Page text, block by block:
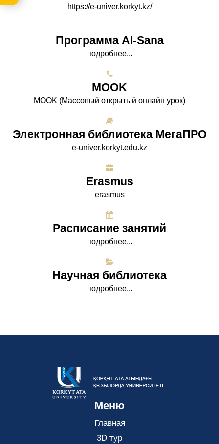
https://e-univer.korkyt.kz/
Программа AI-Sana
подробнее...
МООK
МООK (Массовый открытый онлайн урок)
Электронная библиотека МегаПРО
e-univer.korkyt.edu.kz
Erasmus
erasmus
Расписание занятий
подробнее...
Научная библиотека
подробнее...
Меню
Главная
3D тур